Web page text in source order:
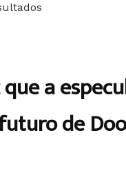
a
de